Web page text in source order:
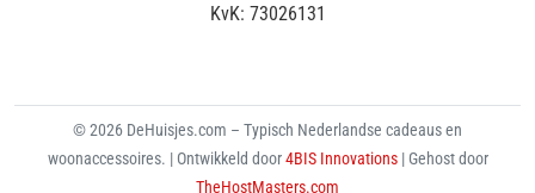
KvK: 73026131
© 2026 DeHuisjes.com – Typisch Nederlandse cadeaus en
woonaccessoires. | Ontwikkeld door4BIS Innovations | Gehost door
TheHostMasters.com